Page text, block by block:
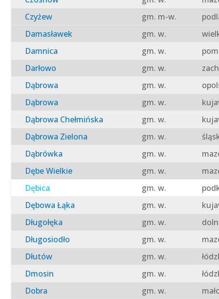
Czyżew
gm. m-w.
Damasławek
gm. w.
Damnica
gm. w.
Darłowo
gm. w.
Dąbrowa
gm. w.
Dąbrowa
gm. w.
Dąbrowa Chełmińska
gm. w.
Dąbrowa Zielona
gm. w.
Dąbrówka
gm. w.
Dębe Wielkie
gm. w.
Dębica
gm. w.
Dębowa Łąka
gm. w.
Długołęka
gm. w.
Długosiodło
gm. w.
Dłutów
gm. w.
Dmosin
gm. w.
Dobra
gm. w.